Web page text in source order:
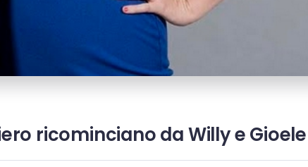
ricominciano da Willy e Gioele